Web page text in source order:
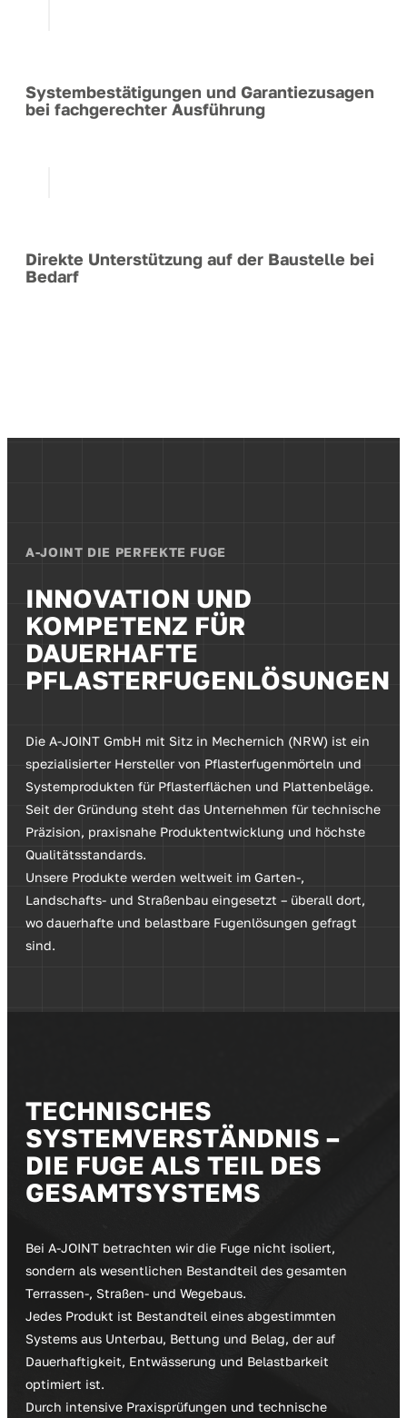
Systembestätigungen und Garantiezusagen
bei fachgerechter Ausführung
Direkte Unterstützung auf der Baustelle bei
Bedarf
A-JOINT DIE PERFEKTE FUGE
INNOVATION UND
KOMPETENZ FÜR
DAUERHAFTE
PFLASTERFUGENLÖSUNGEN
Die A-JOINT GmbH mit Sitz in Mechernich (NRW) ist ein
spezialisierter Hersteller von Pflasterfugenmörteln und
Systemprodukten für Pflasterflächen und Plattenbeläge.
Seit der Gründung steht das Unternehmen für technische
Präzision, praxisnahe Produktentwicklung und höchste
Qualitätsstandards.
Unsere Produkte werden weltweit im Garten-,
Landschafts- und Straßenbau eingesetzt – überall dort,
wo dauerhafte und belastbare Fugenlösungen gefragt
sind.
TECHNISCHES
SYSTEMVERSTÄNDNIS –
DIE FUGE ALS TEIL DES
GESAMTSYSTEMS
Bei A-JOINT betrachten wir die Fuge nicht isoliert,
sondern als wesentlichen Bestandteil des gesamten
Terrassen-, Straßen- und Wegebaus.
Jedes Produkt ist Bestandteil eines abgestimmten
Systems aus Unterbau, Bettung und Belag, der auf
Dauerhaftigkeit, Entwässerung und Belastbarkeit
optimiert ist.
Durch intensive Praxisprüfungen und technische